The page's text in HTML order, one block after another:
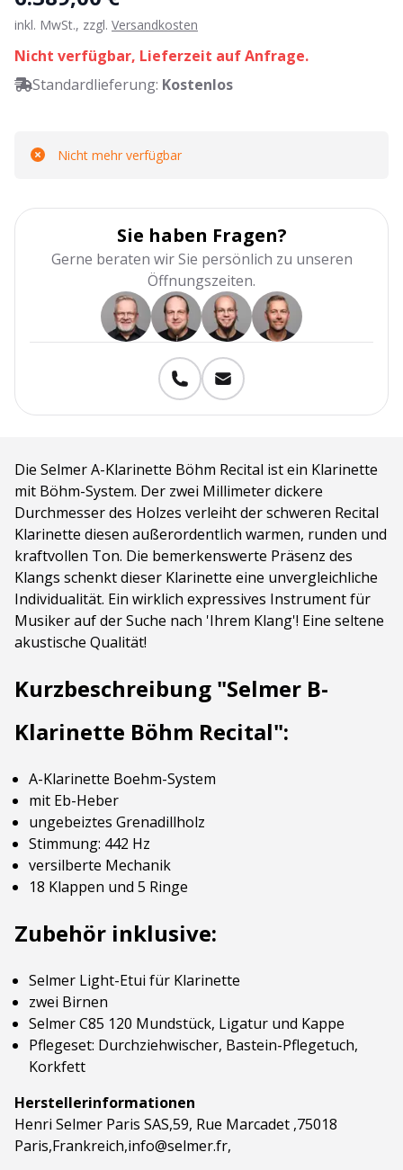
inkl. MwSt., zzgl. Versandkosten
Nicht verfügbar, Lieferzeit auf Anfrage.
Standardlieferung: Kostenlos
Nicht mehr verfügbar
Sie haben Fragen?
Gerne beraten wir Sie persönlich zu unseren
Öffnungszeiten.
Die Selmer A-Klarinette Böhm Recital ist ein Klarinette
mit Böhm-System. Der zwei Millimeter dickere
Durchmesser des Holzes verleiht der schweren Recital
Klarinette diesen außerordentlich warmen, runden und
kraftvollen Ton. Die bemerkenswerte Präsenz des
Klangs schenkt dieser Klarinette eine unvergleichliche
Individualität. Ein wirklich expressives Instrument für
Musiker auf der Suche nach 'Ihrem Klang'! Eine seltene
akustische Qualität!
Kurzbeschreibung "Selmer B-
Klarinette Böhm Recital":
A-Klarinette Boehm-System
mit Eb-Heber
ungebeiztes Grenadillholz
Stimmung: 442 Hz
versilberte Mechanik
18 Klappen und 5 Ringe
Zubehör inklusive:
Selmer Light-Etui für Klarinette
zwei Birnen
Selmer C85 120 Mundstück, Ligatur und Kappe
Pflegeset: Durchziehwischer, Bastein-Pflegetuch,
Korkfett
Herstellerinformationen
Henri Selmer Paris SAS,59, Rue Marcadet ,75018
Paris,Frankreich,info@selmer.fr,